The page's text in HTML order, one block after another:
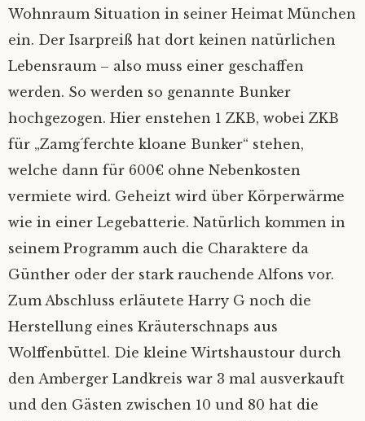
Datenschutz
Wohnraum Situation in seiner Heimat München
ein. Der Isarpreiß hat dort keinen natürlichen
Lebensraum – also muss einer geschaffen
werden. So werden so genannte Bunker
hochgezogen. Hier enstehen 1 ZKB, wobei ZKB
für „Zamg´ferchte kloane Bunker“ stehen,
welche dann für 600€ ohne Nebenkosten
vermiete wird. Geheizt wird über Körperwärme
wie in einer Legebatterie. Natürlich kommen in
seinem Programm auch die Charaktere da
Günther oder der stark rauchende Alfons vor.
Zum Abschluss erläutete Harry G noch die
Herstellung eines Kräuterschnaps aus
Wolffenbüttel. Die kleine Wirtshaustour durch
den Amberger Landkreis war 3 mal ausverkauft
und den Gästen zwischen 10 und 80 hat die